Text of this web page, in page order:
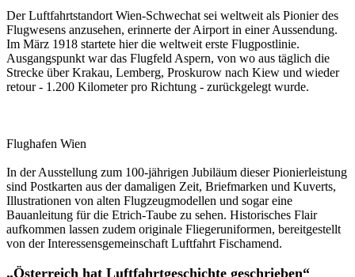
Der Luftfahrtstandort Wien-Schwechat sei weltweit als Pionier des
Flugwesens anzusehen, erinnerte der Airport in einer Aussendung.
Im März 1918 startete hier die weltweit erste Flugpostlinie.
Ausgangspunkt war das Flugfeld Aspern, von wo aus täglich die
Strecke über Krakau, Lemberg, Proskurow nach Kiew und wieder
retour - 1.200 Kilometer pro Richtung - zurückgelegt wurde.
Flughafen Wien
In der Ausstellung zum 100-jährigen Jubiläum dieser Pionierleistung
sind Postkarten aus der damaligen Zeit, Briefmarken und Kuverts,
Illustrationen von alten Flugzeugmodellen und sogar eine
Bauanleitung für die Etrich-Taube zu sehen. Historisches Flair
aufkommen lassen zudem originale Fliegeruniformen, bereitgestellt
von der Interessensgemeinschaft Luftfahrt Fischamend.
„Österreich hat Luftfahrtgeschichte geschrieben“